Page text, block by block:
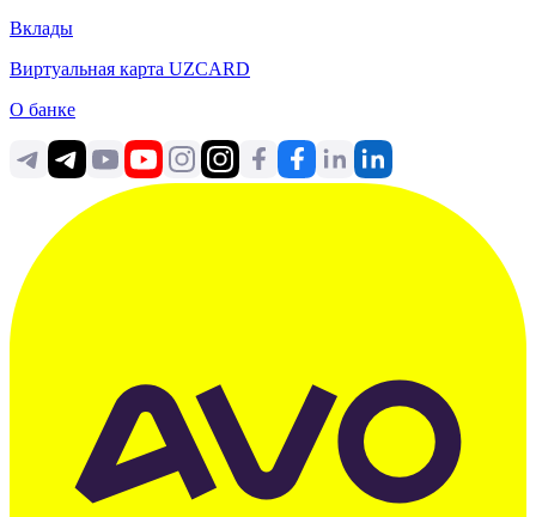
Вклады
Виртуальная карта UZCARD
О банке